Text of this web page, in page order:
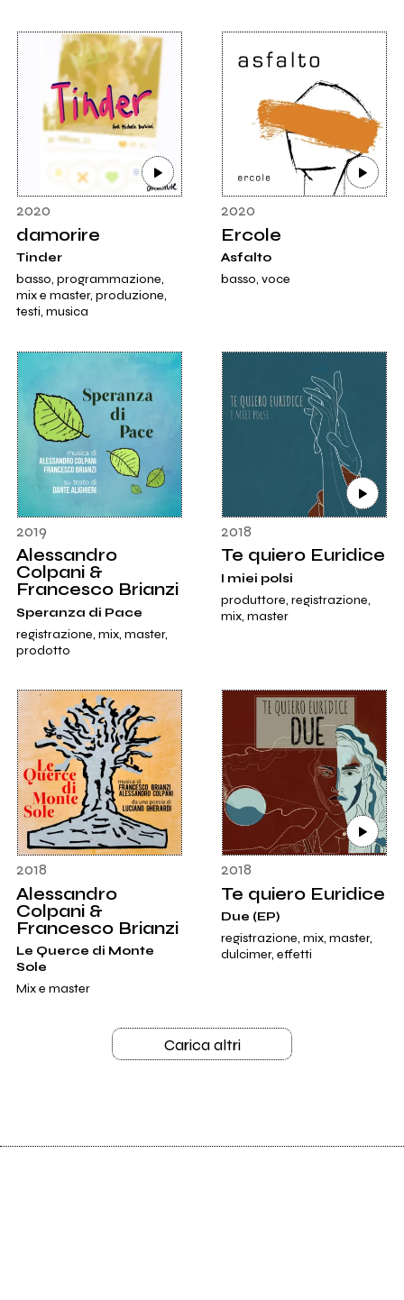
2020
damorire
Tinder
basso, programmazione,
mix e master, produzione,
testi, musica
2020
Ercole
Asfalto
basso, voce
2019
Alessandro
Colpani &
Francesco Brianzi
Speranza di Pace
registrazione, mix, master,
prodotto
2018
Te quiero Euridice
I miei polsi
produttore, registrazione,
mix, master
2018
Alessandro
Colpani &
Francesco Brianzi
Le Querce di Monte
Sole
Mix e master
2018
Te quiero Euridice
Due (EP)
registrazione, mix, master,
dulcimer, effetti
Carica altri